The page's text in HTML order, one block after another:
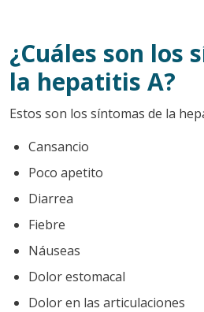
¿Cuáles son los
la hepatitis A?
Estos son los síntomas de la
Cansancio
Poco apetito
Diarrea
Fiebre
Náuseas
Dolor estomacal
Dolor en las articulaciones